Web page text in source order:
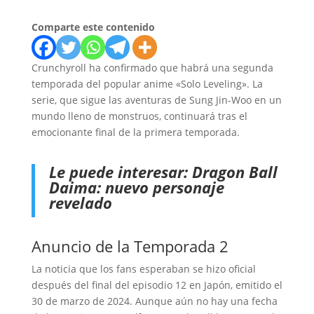
Comparte este contenido
Crunchyroll ha confirmado que habrá una segunda
temporada del popular anime «Solo Leveling». La
serie, que sigue las aventuras de Sung Jin-Woo en un
mundo lleno de monstruos, continuará tras el
emocionante final de la primera temporada.
Le puede interesar: Dragon Ball
Daima: nuevo personaje
revelado
Anuncio de la Temporada 2
La noticia que los fans esperaban se hizo oficial
después del final del episodio 12 en Japón, emitido el
30 de marzo de 2024. Aunque aún no hay una fecha